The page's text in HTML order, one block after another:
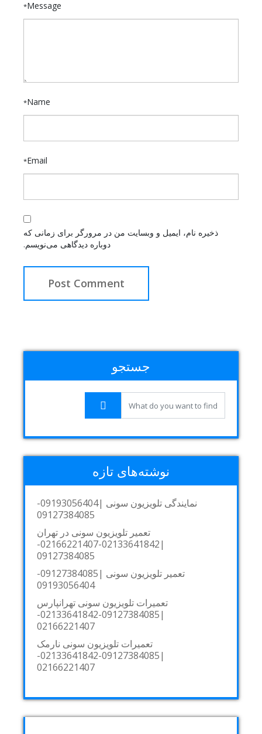
Message
*
Name
*
Email
*
ذخیره نام، ایمیل و وبسایت من در مرورگر برای زمانی که
دوباره دیدگاهی می‌نویسم.
جستجو
نوشته‌های تازه
نمایندگی تلویزیون سونی |09193056404-
09127384085
تعمیر تلویزیون سونی در تهران
|02133641842-02166221407-
09127384085
تعمیر تلویزیون سونی |09127384085-
09193056404
تعمیرات تلویزیون سونی تهرانپارس
|09127384085-02133641842-
02166221407
تعمیرات تلویزیون سونی نارمک
|09127384085-02133641842-
02166221407